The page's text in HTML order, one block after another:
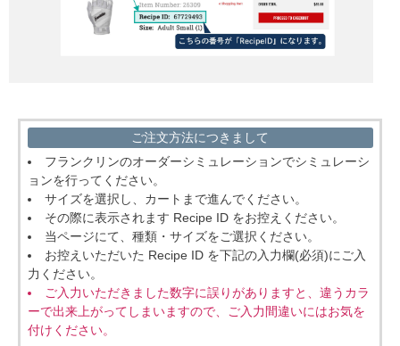
ご注文方法につきまして
フランクリンのオーダーシミュレーションでシミュレーシ
ョンを行ってください。
サイズを選択し、カートまで進んでください。
その際に表示されます Recipe ID をお控えください。
当ページにて、種類・サイズをご選択ください。
お控えいただいた Recipe ID を下記の入力欄(必須)にご入
力ください。
ご入力いただきました数字に誤りがありますと、違うカラ
ーで出来上がってしまいますので、ご入力間違いにはお気を
付けください。